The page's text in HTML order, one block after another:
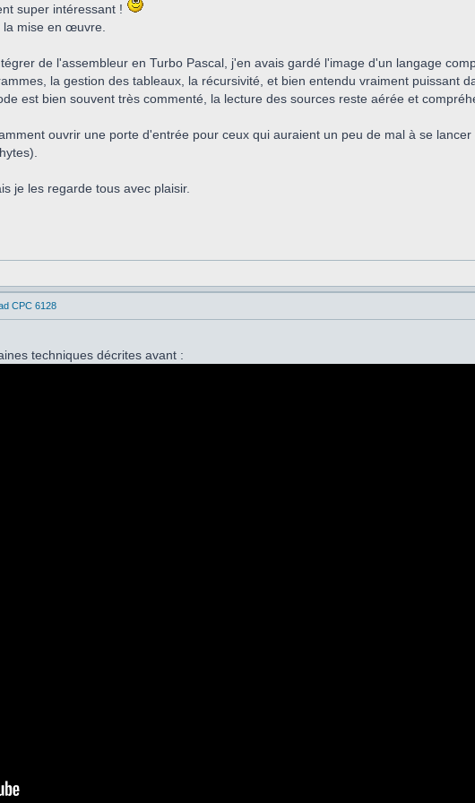
super intéressant !
mise en œuvre.
de l'assembleur en Turbo Pascal, j'en avais gardé l'image d'un langage
la gestion des tableaux, la récursivité, et bien entendu vraiment puissant
est bien souvent très commenté, la lecture des sources reste aérée et
ouvrir une porte d'entrée pour ceux qui auraient un peu de mal à se
je les regarde tous avec plaisir.
CPC 6128
techniques décrites avant :